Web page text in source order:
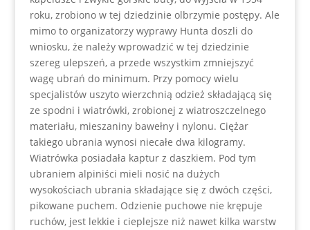
roku, zrobiono w tej dziedzinie olbrzymie postępy. Ale
mimo to organizatorzy wyprawy Hunta doszli do
wniosku, że należy wprowadzić w tej dziedzinie
szereg ulepszeń, a przede wszystkim zmniejszyć
wagę ubrań do minimum. Przy pomocy wielu
specjalistów uszyto wierzchnią odzież składającą się
ze spodni i wiatrówki, zrobionej z wiatroszczelnego
materiału, mieszaniny bawełny i nylonu. Ciężar
takiego ubrania wynosi niecałe dwa kilogramy.
Wiatrówka posiadała kaptur z daszkiem. Pod tym
ubraniem alpiniści mieli nosić na dużych
wysokościach ubrania składające się z dwóch części,
pikowane puchem. Odzienie puchowe nie krępuje
ruchów, jest lekkie i cieplejsze niż nawet kilka warstw